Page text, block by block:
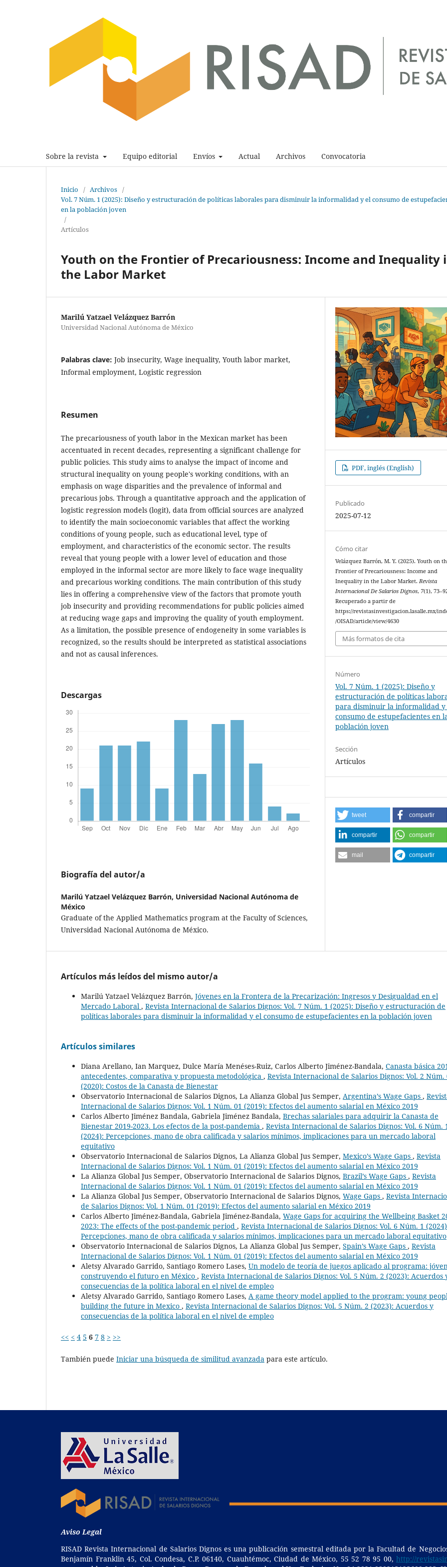
Sobre la revista Equipo editorial Envíos Actual Archivos Convocatoria
Inicio / Archivos /
Vol. 7 Núm. 1 (2025): Diseño y estructuración de políticas laborales para disminuir la informalidad y el consumo de
en la población joven
/
Artículos
Youth on the Frontier of Precariousness: Income and Inequality
the Labor Market
Marilú Yatzael Velázquez Barrón
Universidad Nacional Autónoma de México
Palabras clave: Job insecurity, Wage inequality, Youth labor market,
Informal employment, Logistic regression
Resumen
The precariousness of youth labor in the Mexican market has been
accentuated in recent decades, representing a significant challenge for
public policies. This study aims to analyse the impact of income and
structural inequality on young people's working conditions, with an
emphasis on wage disparities and the prevalence of informal and
precarious jobs. Through a quantitative approach and the application of
logistic regression models (logit), data from official sources are analyzed
to identify the main socioeconomic variables that affect the working
conditions of young people, such as educational level, type of
employment, and characteristics of the economic sector. The results
reveal that young people with a lower level of education and those
employed in the informal sector are more likely to face wage inequality
and precarious working conditions. The main contribution of this study
lies in offering a comprehensive view of the factors that promote youth
job insecurity and providing recommendations for public policies aimed
at reducing wage gaps and improving the quality of youth employment.
As a limitation, the possible presence of endogeneity in some variables is
recognized, so the results should be interpreted as statistical associations
and not as causal inferences.
Descargas
Biografía del autor/a
Marilú Yatzael Velázquez Barrón, Universidad Nacional Autónoma de
México
Graduate of the Applied Mathematics program at the Faculty of Sciences,
Universidad Nacional Autónoma de México.
PDF, inglés (English)
Publicado
2025-07-12
Cómo citar
Velázquez Barrón, M. Y. (2025). Youth on
Frontier of Precariousness: Income and
Inequality in the Labor Market. Revista
Internacional De Salarios Dignos, 7(1),
Recuperado a partir de
https://revistasinvestigacion.lasalle.mx/
/OISAD/article/view/4630
Más formatos de cita
Número
Vol. 7 Núm. 1 (2025): Diseño y
estructuración de políticas
para disminuir la informalidad y
consumo de estupefacientes en
población joven
Sección
Artículos
tweet compartir
compartir compartir
mail compartir
Artículos más leídos del mismo autor/a
Marilú Yatzael Velázquez Barrón, Jóvenes en la Frontera de la Precarización: Ingresos y Desigualdad en el
Mercado Laboral , Revista Internacional de Salarios Dignos: Vol. 7 Núm. 1 (2025): Diseño y estructuración de
políticas laborales para disminuir la informalidad y el consumo de estupefacientes en la población joven
Artículos similares
Diana Arellano, Ian Marquez, Dulce María Menéses-Ruiz, Carlos Alberto Jiménez-Bandala, Canasta básica
antecedentes, comparativa y propuesta metodológica , Revista Internacional de Salarios Dignos: Vol. 2 Núm.
(2020): Costos de la Canasta de Bienestar
Observatorio Internacional de Salarios Dignos, La Alianza Global Jus Semper, Argentina’s Wage Gaps ,
Internacional de Salarios Dignos: Vol. 1 Núm. 01 (2019): Efectos del aumento salarial en México 2019
Carlos Alberto Jiménez Bandala, Gabriela Jiménez Bandala, Brechas salariales para adquirir la Canasta de
Bienestar 2019-2023. Los efectos de la post-pandemia , Revista Internacional de Salarios Dignos: Vol. 6 Núm. 1
(2024): Percepciones, mano de obra calificada y salarios mínimos, implicaciones para un mercado laboral
equitativo
Observatorio Internacional de Salarios Dignos, La Alianza Global Jus Semper, Mexico’s Wage Gaps , Revista
Internacional de Salarios Dignos: Vol. 1 Núm. 01 (2019): Efectos del aumento salarial en México 2019
La Alianza Global Jus Semper, Observatorio Internacional de Salarios Dignos, Brazil’s Wage Gaps , Revista
Internacional de Salarios Dignos: Vol. 1 Núm. 01 (2019): Efectos del aumento salarial en México 2019
La Alianza Global Jus Semper, Observatorio Internacional de Salarios Dignos, Wage Gaps , Revista
de Salarios Dignos: Vol. 1 Núm. 01 (2019): Efectos del aumento salarial en México 2019
Carlos Alberto Jiménez-Bandala, Gabriela Jiménez-Bandala, Wage Gaps for acquiring the Wellbeing Basket
2023: The effects of the post-pandemic period , Revista Internacional de Salarios Dignos: Vol. 6 Núm. 1
Percepciones, mano de obra calificada y salarios mínimos, implicaciones para un mercado laboral equitativo
Observatorio Internacional de Salarios Dignos, La Alianza Global Jus Semper, Spain’s Wage Gaps , Revista
Internacional de Salarios Dignos: Vol. 1 Núm. 01 (2019): Efectos del aumento salarial en México 2019
Aletsy Alvarado Garrido, Santiago Romero Lases, Un modelo de teoría de juegos aplicado al programa:
construyendo el futuro en México , Revista Internacional de Salarios Dignos: Vol. 5 Núm. 2 (2023): Acuerdos
consecuencias de la política laboral en el nivel de empleo
Aletsy Alvarado Garrido, Santiago Romero Lases, A game theory model applied to the program: young
building the future in Mexico , Revista Internacional de Salarios Dignos: Vol. 5 Núm. 2 (2023): Acuerdos y
consecuencias de la política laboral en el nivel de empleo
<< < 4 5 6 7 8 > >>
También puede Iniciar una búsqueda de similitud avanzada para este artículo.
Aviso Legal
RISAD Revista Internacional de Salarios Dignos es una publicación semestral editada por la Facultad de
Benjamín Franklin 45, Col. Condesa, C.P. 06140, Cuauhtémoc, Ciudad de México, 55 52 78 95 00, http://